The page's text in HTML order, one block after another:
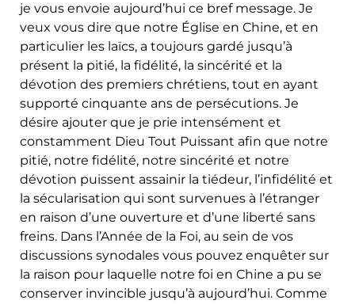
je vous envoie aujourd’hui ce bref message. Je
veux vous dire que notre Église en Chine, et en
particulier les laïcs, a toujours gardé jusqu’à
présent la pitié, la fidélité, la sincérité et la
dévotion des premiers chrétiens, tout en ayant
supporté cinquante ans de persécutions. Je
désire ajouter que je prie intensément et
constamment Dieu Tout Puissant afin que notre
pitié, notre fidélité, notre sincérité et notre
dévotion puissent assainir la tiédeur, l’infidélité et
la sécularisation qui sont survenues à l’étranger
en raison d’une ouverture et d’une liberté sans
freins. Dans l’Année de la Foi, au sein de vos
discussions synodales vous pouvez enquêter sur
la raison pour laquelle notre foi en Chine a pu se
conserver invincible jusqu’à aujourd’hui. Comme